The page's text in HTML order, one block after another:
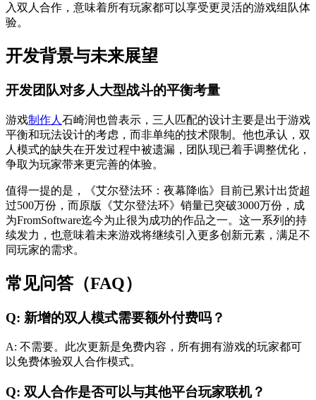
入双人合作，意味着所有玩家都可以享受更灵活的游戏组队体
验。
开发背景与未来展望
开发团队对多人大型战斗的平衡考量
游戏制作人 石崎润也曾表示，三人匹配的设计主要是出于游戏
平衡和玩法设计的考虑，而非单纯的技术限制。他也承认，双
人模式的缺失在开发过程中被遗漏，团队现已着手调整优化，
争取为玩家带来更完善的体验。
值得一提的是，《艾尔登法环：夜幕降临》目前已累计出货超
过500万份，而原版《艾尔登法环》销量已突破3000万份，成
为FromSoftware迄今为止很为成功的作品之一。这一系列的持
续发力，也意味着未来游戏将继续引入更多创新元素，满足不
同玩家的需求。
常见问答（FAQ）
Q: 新增的双人模式需要额外付费吗？
A: 不需要。此次更新是免费内容，所有拥有游戏的玩家都可
以免费体验双人合作模式。
Q: 双人合作是否可以与其他平台玩家联机？